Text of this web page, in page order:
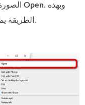
الصورة، انقر بزر الماوس الأيمن عليها واختر خيارOpen. وبهذه
الطريقة يمكنك عرض الصورة في وضع ملء الشاشة.